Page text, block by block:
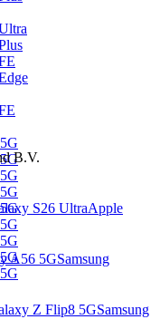
B.V.
S26 UltraApple
A56 5GSamsung
Z Flip8 5GSamsung